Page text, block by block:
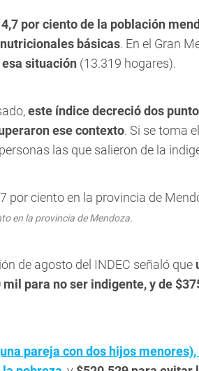
por ciento de la población
básicas. En el Gran
situación (13.319 hogares).
este índice decreció dos
ese contexto. Si se toma
las que salieron de la
en la provincia de Mendoza.
de agosto del INDEC señaló que
para no ser indigente, y de
pareja con dos hijos